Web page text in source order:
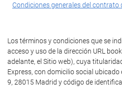
Condiciones generales del contrato
Los términos y condiciones que se
acceso y uso de la dirección URL
adelante, el Sitio web), cuya
Express, con domicilio social ubicado
9, 28015 Madrid y código de